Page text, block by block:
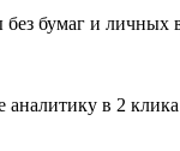
бумаг и личных
аналитику в 2 клика